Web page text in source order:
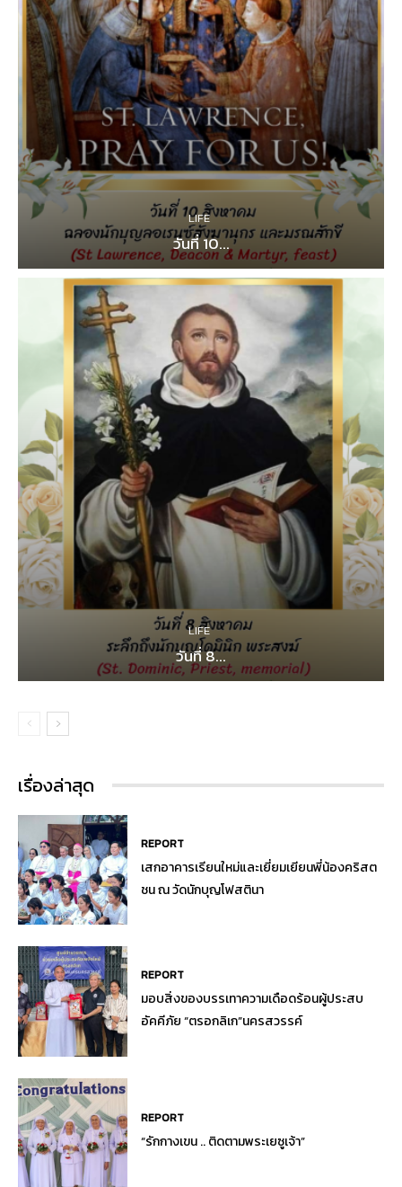
LIFE
วันที่ 10...
LIFE
วันที่ 8...
เรื่องล่าสุด
REPORT
เสกอาคารเรียนใหม่และเยี่ยมเยียนพี่น้องคริสต
ชน ณ วัดนักบุญโฟสตินา
REPORT
มอบสิ่งของบรรเทาความเดือดร้อนผู้ประสบ
อัคคีภัย “ตรอกลิเก”นครสวรรค์
REPORT
“รักกางเขน .. ติดตามพระเยซูเจ้า”